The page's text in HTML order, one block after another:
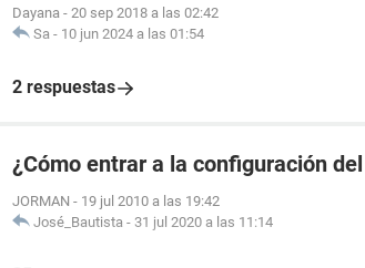
Dayana - 20 sep 2018 a las 02:42
Sa - 10 jun 2024 a las 01:54
2 respuestas
¿Cómo entrar a la configuración
JORMAN - 19 jul 2010 a las 19:42
José_Bautista - 31 jul 2020 a las 11:14